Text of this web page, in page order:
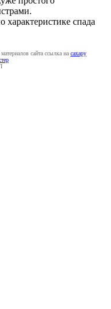
спада
сайта ссылка на caxapу